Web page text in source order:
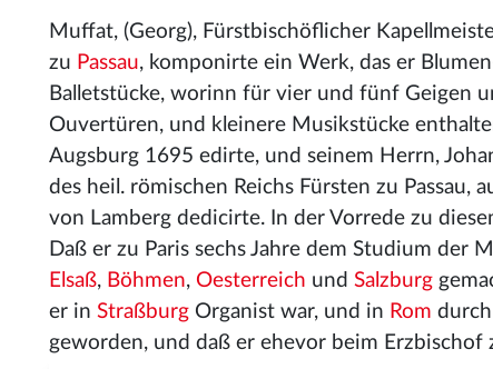
Muffat, (Georg), Fürstbischöflicher
zu Passau, komponirte ein Werk, das er
Balletstücke, worinn für vier und fünf Geigen
Ouvertüren, und kleinere Musikstücke
Augsburg 1695 edirte, und seinem Herrn,
des heil. römischen Reichs Fürsten zu Passau,
von Lamberg dedicirte. In der Vorrede zu
Daß er zu Paris sechs Jahre dem Studium der
Elsaß, Böhmen, Oesterreich und Salzburg
er in Straßburg Organist war, und in Rom
geworden, und daß er ehevor beim Erzbischof